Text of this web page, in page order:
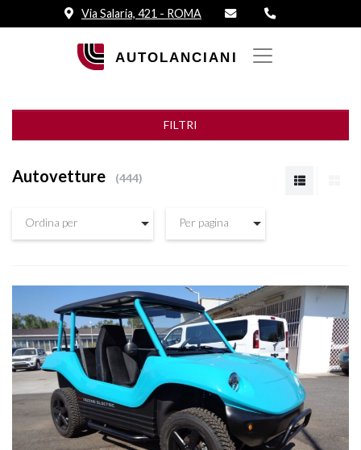
Via Salaria, 421 - ROMA
FILTRI
Autovetture 444
Ordina per Per pagina